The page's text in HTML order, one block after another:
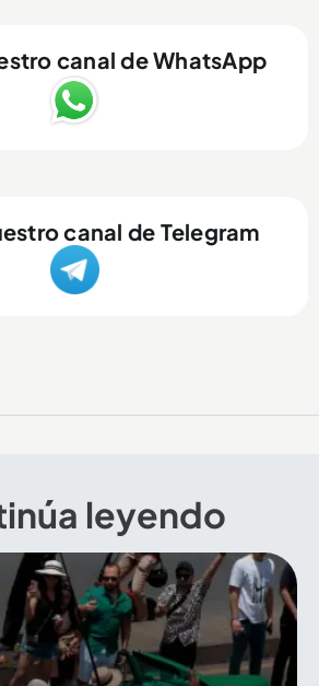
canal de WhatsApp
canal de Telegram
leyendo